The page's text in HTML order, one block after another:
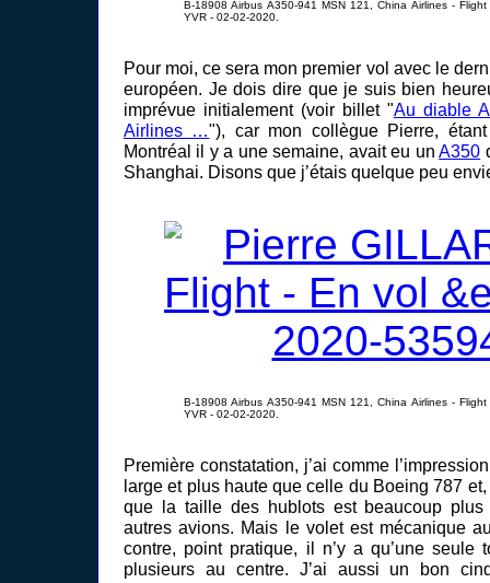
B-18908 Airbus A350-941 MSN 121, China Airlines -
YVR - 02-02-2020.
Pour moi, ce sera mon premier vol avec le
européen. Je dois dire que je suis bien
imprévue initialement (voir billet "Au diable
Airlines …"), car mon collègue Pierre,
Montréal il y a une semaine, avait eu un A350
Shanghai. Disons que j’étais quelque peu
B-18908 Airbus A350-941 MSN 121, China Airlines -
YVR - 02-02-2020.
Première constatation, j’ai comme
large et plus haute que celle du Boeing 787 et,
que la taille des hublots est beaucoup
autres avions. Mais le volet est mécanique
contre, point pratique, il n’y a qu’une seule
plusieurs au centre. J’ai aussi un bon